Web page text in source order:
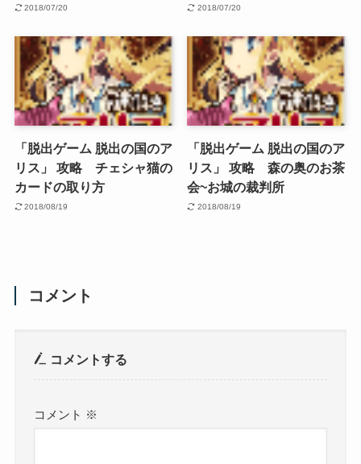
2018/07/20 2018/07/20
「脱出ゲーム 脱出の国のア
リス」 攻略 チェシャ猫の
カードの取り方
2018/08/19
「脱出ゲーム 脱出の国のア
リス」 攻略 森の奥のお茶
会~お城の裁判所
2018/08/19
コメント
コメントする
コメント ※